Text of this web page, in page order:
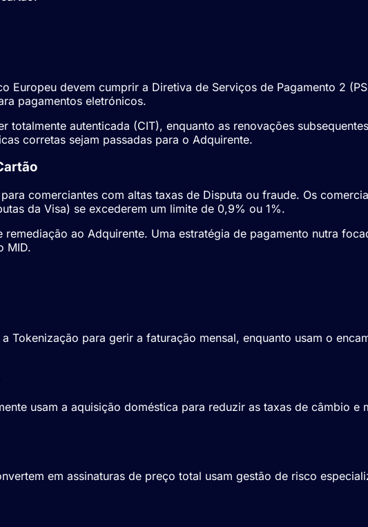
Europeu devem cumprir a Diretiva de Serviços de Pagamento 2 (
pagamentos eletrónicos.
totalmente autenticada (CIT), enquanto as renovações
corretas sejam passadas para o Adquirente.
comerciantes com altas taxas de Disputa ou fraude. Os
da Visa) se excederem um limite de 0,9% ou 1%.
ao Adquirente. Uma estratégia de pagamento nutra
MID.
Tokenização para gerir a faturação mensal, enquanto usam o
usam a aquisição doméstica para reduzir as taxas de câmbio
em assinaturas de preço total usam gestão de risco